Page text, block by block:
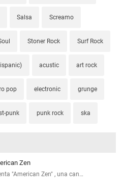
Salsa Screamo
Stoner Rock Surf Rock
acustic art rock
pop electronic grunge
punk punk rock ska
Zen
"American Zen" , una can…